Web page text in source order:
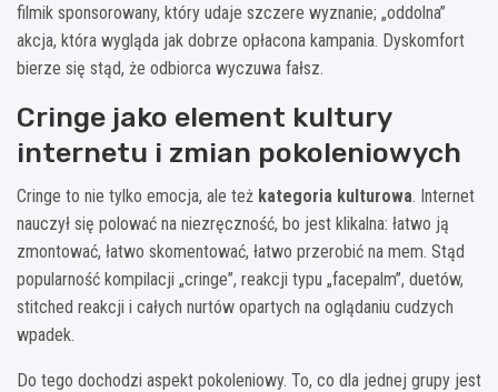
filmik sponsorowany, który udaje szczere wyznanie; „oddolna”
akcja, która wygląda jak dobrze opłacona kampania. Dyskomfort
bierze się stąd, że odbiorca wyczuwa fałsz.
Cringe jako element kultury
internetu i zmian pokoleniowych
Cringe to nie tylko emocja, ale też kategoria kulturowa. Internet
nauczył się polować na niezręczność, bo jest klikalna: łatwo ją
zmontować, łatwo skomentować, łatwo przerobić na mem. Stąd
popularność kompilacji „cringe”, reakcji typu „facepalm”, duetów,
stitched reakcji i całych nurtów opartych na oglądaniu cudzych
wpadek.
Do tego dochodzi aspekt pokoleniowy. To, co dla jednej grupy jest